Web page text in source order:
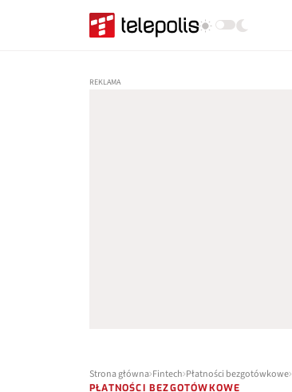
Strona główna Fintech Płatności bezgotówkowe
PŁATNOŚCI BEZGOTÓWKOWE